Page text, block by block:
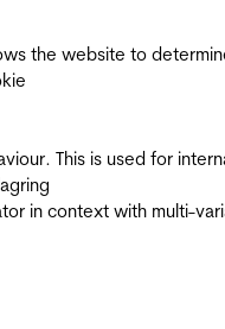
the website to
This is used for
in context with multi-